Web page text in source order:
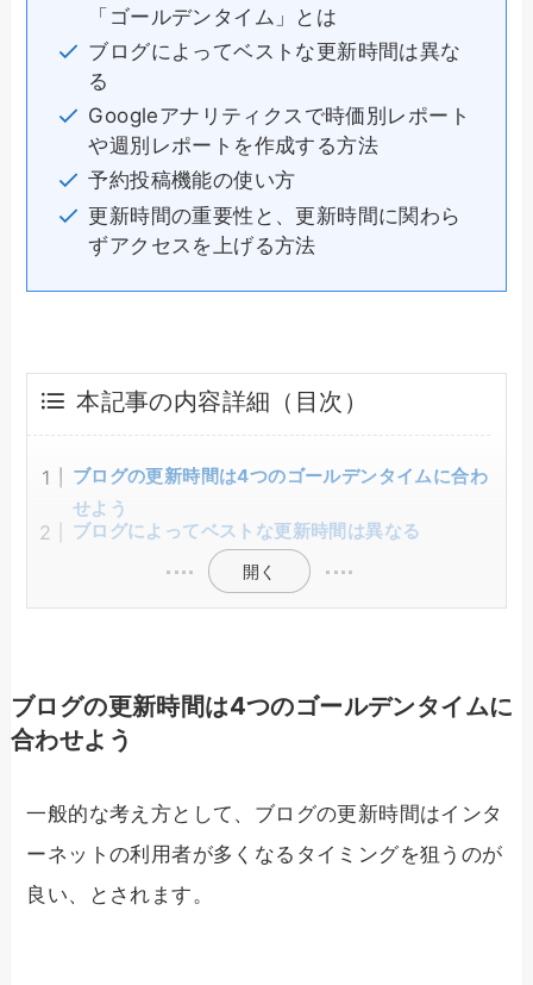
「ゴールデンタイム」とは
ブログによってベストな更新時間は異な
る
Googleアナリティクスで時価別レポート
や週別レポートを作成する方法
予約投稿機能の使い方
更新時間の重要性と、更新時間に関わら
ずアクセスを上げる方法
本記事の内容詳細（目次）
ブログの更新時間は4つのゴールデンタイムに合わ
せよう
ブログによってベストな更新時間は異なる
開く
ブログの更新時間は4つのゴールデンタイムに
合わせよう
一般的な考え方として、ブログの更新時間はインタ
ーネットの利用者が多くなるタイミングを狙うのが
良い、とされます。